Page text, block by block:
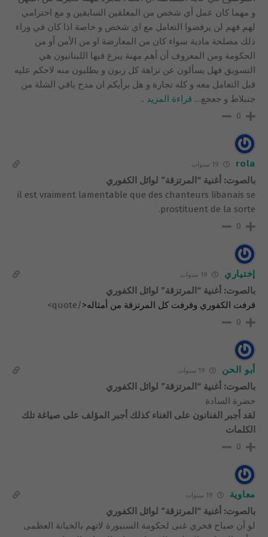
و مهما كان عمل أي شخص من المعلقين السابقين و مع احترامي
لهم فهم لن يرفضوا التعامل مع اي شخص و خاصة اذا كان في وراء
ذلك مصلحة مادية سواء كان من المعارضة او من الأمن أو من
الحكومة ومن المعروف أن أهم مهنة يبرع فيها اللبنانيون هي
التسويق فهل يسألون عن نزاهة كل زبون و يطلبون منه لاحكم عليه
قبل التعامل معه و كله تجارة و هل برأيكم ان مدح باقي الشلة من
جنبلاط و جعجع… قراءة المزيد ..
0
rola
بالصوت: أغنية “المرتزقة” لوائل الكفوري
il est vraiment lamentable que des chanteurs libanais se
prostituent de la sorte.
0
إختياري
بالصوت: أغنية “المرتزقة” لوائل الكفوري
قرفت الكفوري وقرفت كل المرتزقة من أمثاله</quote>
0
أبو الحن
بالصوت: أغنية “المرتزقة” لوائل الكفوري
حضرة السادة
لقد أجبر الفنانون على الغناء كذلك أجبر المؤلف على صياغة تلك
الكلمات
0
معاوية
بالصوت: أغنية “المرتزقة” لوائل الكفوري
لو أن صباح فخري غنى لحكومة السنيورة لاتهم بالخيانة العظمى